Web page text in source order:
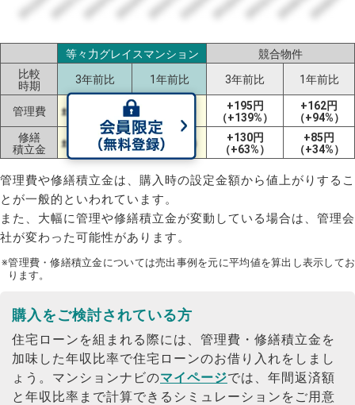
等々力グレイスマンション
競合物件
比較
時期
3年前比 1年前比 3年前比 1年前比
管理費 ±0円（±0%） -5円（-3%）
+195円
（+139%）
+162円
（+94%）
修繕
積立金
±0円（±0%） ±0円（±0%）
+130円
（+63%）
+85円
（+34%）
管理費や修繕積立金は、購入時の設定金額から値上がりするこ
とが一般的といわれています。
また、大幅に管理や修繕積立金が変動している場合は、管理会
社が変わった可能性があります。
※管理費・修繕積立金については売出事例を元に平均値を算出し表示してお
ります。
購入をご検討されている方
住宅ローンを組まれる際には、管理費・修繕積立金を
加味した年収比率で住宅ローンのお借り入れをしまし
ょう。 マンションナビのマイページでは、年間返済額
と年収比率まで計算できるシミュレーションをご用意